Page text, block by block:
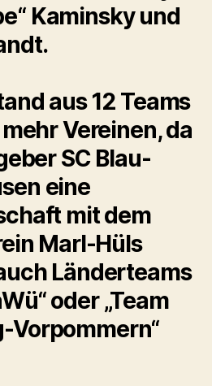
Kaminsky und
aus 12 Teams
Vereinen, da
SC Blau-
eine
mit dem
Marl-Hüls
Länderteams
oder „Team
Vorpommern“